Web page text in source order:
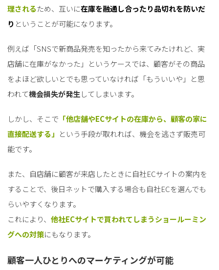
理されるため、互いに在庫を融通し合ったり品切れを防いだ
り ということが可能になります。
例えば「SNSで新商品発売を知ったから来てみたけれど、実
店舗に在庫がなかった」というケースでは、顧客がその商品
をよほど欲しいとでも思っていなければ「もういいや」と思
われて機会損失が発生してしまいます。
しかし、そこで 「他店舗やECサイトの在庫から、顧客の家に
直接配送する」 という手段が取れれば、機会を逃さず販売可
能です。
また、自店舗に顧客が来店したときに自社ECサイトの案内を
することで、後日ネットで購入する場合も自社ECを選んでも
らいやすくなります。
これにより、 他社ECサイトで買われてしまうショールーミン
グへの対策にもなります。
顧客一人ひとりへのマーケティングが可能